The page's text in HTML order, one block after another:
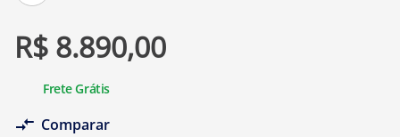
R$ 8.890,00
Frete Grátis
Comparar